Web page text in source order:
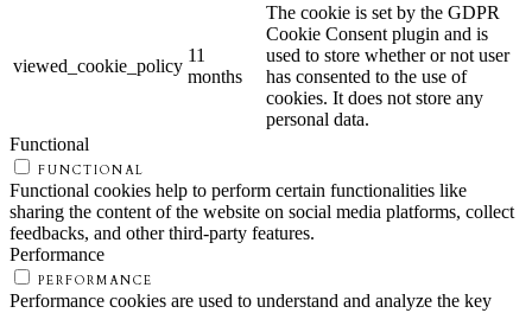
viewed_cookie_policy
11
months
The cookie is set by the GDPR
Cookie Consent plugin and is
used to store whether or not user
has consented to the use of
cookies. It does not store any
personal data.
Functional
FUNCTIONAL
Functional cookies help to perform certain functionalities like
sharing the content of the website on social media platforms, collect
feedbacks, and other third-party features.
Performance
PERFORMANCE
Performance cookies are used to understand and analyze the key